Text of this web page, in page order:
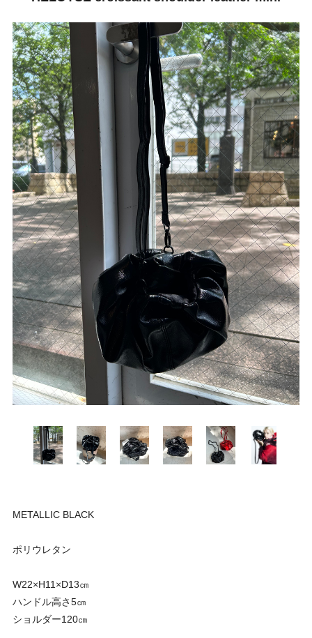
METALLIC BLACK
ポリウレタン
W22×H11×D13㎝
ハンドル高さ5㎝
ショルダー120㎝